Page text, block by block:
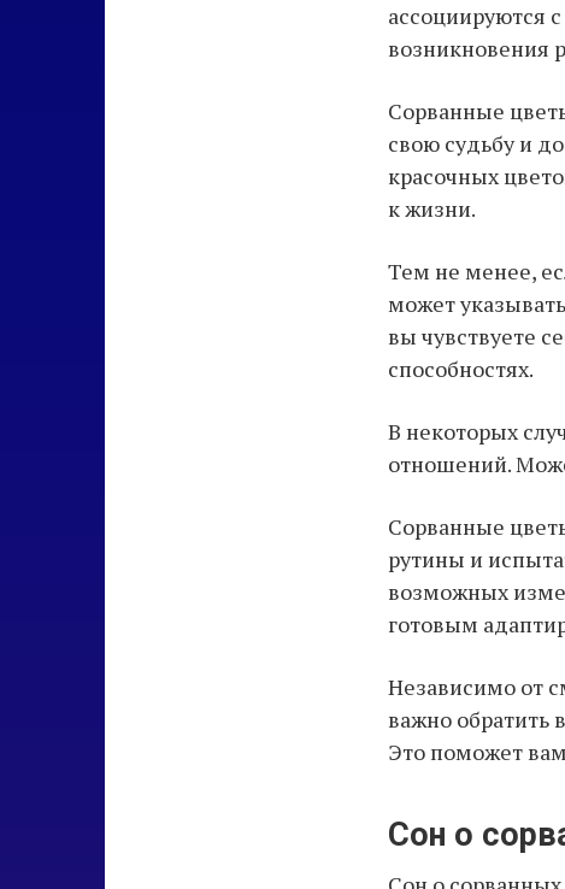
ассоциируются
возникновения
Сорванные
свою судьбу и
красочных
к жизни.
Тем не менее,
может
вы чувствуете
способностях.
В некоторых
отношений.
Сорванные
рутины и
возможных
готовым
Независимо от
важно обратить
Это поможет
Сон о